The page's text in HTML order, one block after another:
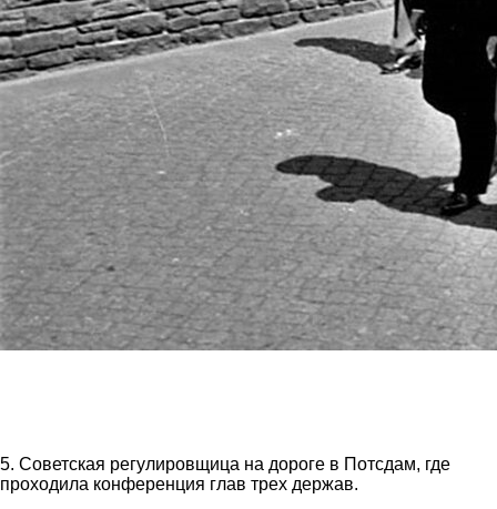
5. Советская регулировщица на дороге в Потсдам, где
проходила конференция глав трех держав.